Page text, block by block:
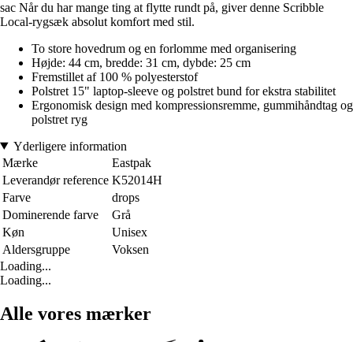
sac Når du har mange ting at flytte rundt på, giver denne Scribble
Local-rygsæk absolut komfort med stil.
To store hovedrum og en forlomme med organisering
Højde: 44 cm, bredde: 31 cm, dybde: 25 cm
Fremstillet af 100 % polyesterstof
Polstret 15" laptop-sleeve og polstret bund for ekstra stabilitet
Ergonomisk design med kompressionsremme, gummihåndtag og
polstret ryg
Yderligere information
Mærke
Eastpak
Leverandør reference K52014H
Farve
drops
Dominerende farve
Grå
Køn
Unisex
Aldersgruppe
Voksen
Loading...
Loading...
Alle vores mærker